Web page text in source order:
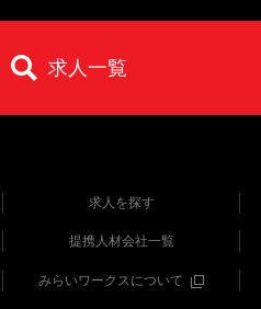
求人一覧
求人を探す
提携人材会社一覧
みらいワークスについて